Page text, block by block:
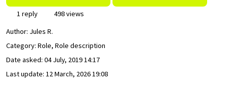
1 reply
498 views
Author: Jules R.
Category: Role, Role description
Date asked: 04 July, 2019 14:17
Last update: 12 March, 2026 19:08